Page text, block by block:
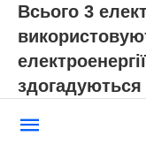
Всього 3
здогадуються